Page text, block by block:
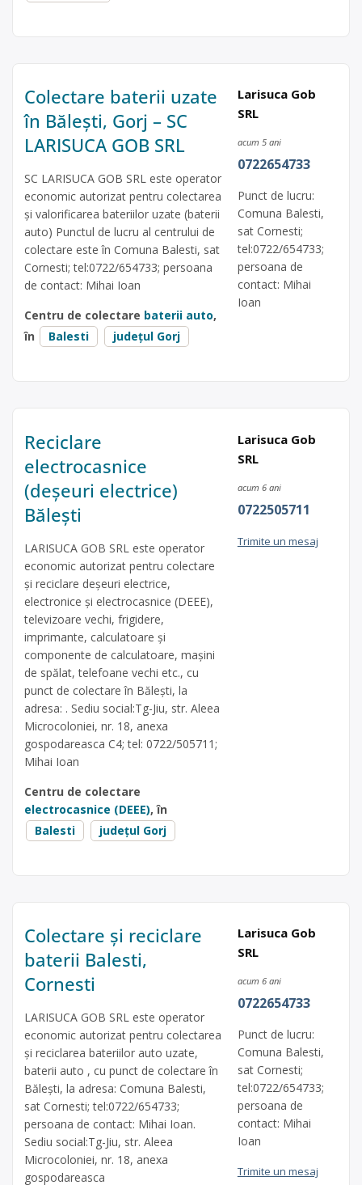
Colectare baterii uzate
în Bălești, Gorj – SC
LARISUCA GOB SRL
SC LARISUCA GOB SRL este operator
economic autorizat pentru colectarea
și valorificarea bateriilor uzate (baterii
auto) Punctul de lucru al centrului de
colectare este în Comuna Balesti, sat
Cornesti; tel:0722/654733; persoana
de contact: Mihai Ioan
Centru de colectare baterii auto,
în
Balesti județul Gorj
Larisuca Gob
SRL
acum 5 ani
0722654733
Punct de lucru:
Comuna Balesti,
sat Cornesti;
tel:0722/654733;
persoana de
contact: Mihai
Ioan
Reciclare
electrocasnice
(deșeuri electrice)
Bălești
LARISUCA GOB SRL este operator
economic autorizat pentru colectare
și reciclare deșeuri electrice,
electronice și electrocasnice (DEEE),
televizoare vechi, frigidere,
imprimante, calculatoare și
componente de calculatoare, mașini
de spălat, telefoane vechi etc., cu
punct de colectare în Bălești, la
adresa: . Sediu social:Tg-Jiu, str. Aleea
Microcoloniei, nr. 18, anexa
gospodareasca C4; tel: 0722/505711;
Mihai Ioan
Centru de colectare
electrocasnice (DEEE), în
Balesti
județul Gorj
Larisuca Gob
SRL
acum 6 ani
0722505711
Trimite un mesaj
Colectare și reciclare
baterii Balesti,
Cornesti
LARISUCA GOB SRL este operator
economic autorizat pentru colectarea
și reciclarea bateriilor auto uzate,
baterii auto , cu punct de colectare în
Bălești, la adresa: Comuna Balesti,
sat Cornesti; tel:0722/654733;
persoana de contact: Mihai Ioan.
Sediu social:Tg-Jiu, str. Aleea
Microcoloniei, nr. 18, anexa
gospodareasca
Larisuca Gob
SRL
acum 6 ani
0722654733
Punct de lucru:
Comuna Balesti,
sat Cornesti;
tel:0722/654733;
persoana de
contact: Mihai
Ioan
Trimite un mesaj